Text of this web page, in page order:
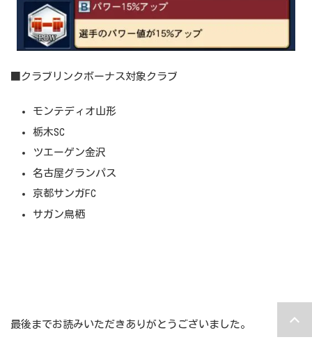
■クラブリンクボーナス対象クラブ
モンテディオ山形
栃木SC
ツエーゲン金沢
名古屋グランパス
京都サンガFC
サガン鳥栖
最後までお読みいただきありがとうございました。